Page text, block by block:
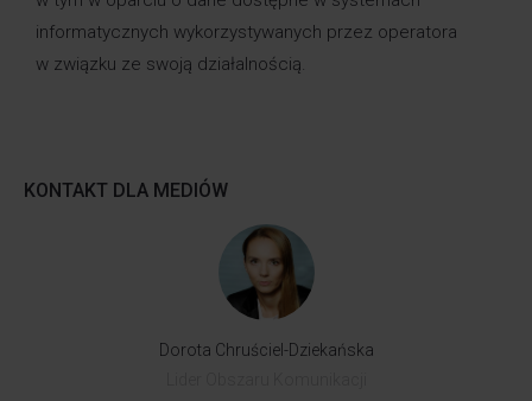
informatycznych wykorzystywanych przez operatora
w związku ze swoją działalnością.
KONTAKT DLA MEDIÓW
Dorota Chruściel-Dziekańska